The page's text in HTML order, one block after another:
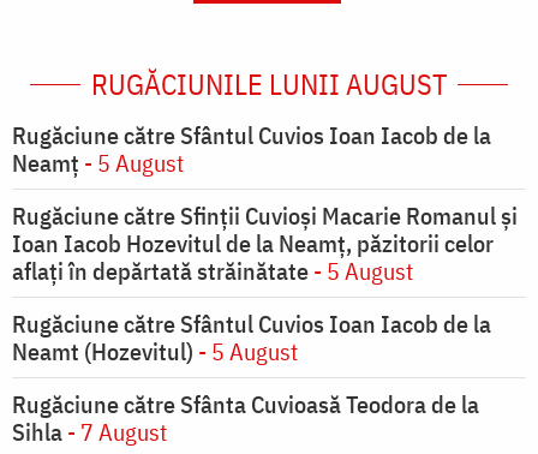
RUGĂCIUNILE LUNII AUGUST
Rugăciune către Sfântul Cuvios Ioan Iacob de la
Neamț - 5 August
Rugăciune către Sfinții Cuvioși Macarie Romanul și
Ioan Iacob Hozevitul de la Neamț, păzitorii celor
aflați în depărtată străinătate- 5 August
Rugăciune către Sfântul Cuvios Ioan Iacob de la
Neamt (Hozevitul) - 5 August
Rugăciune către Sfânta Cuvioasă Teodora de la
Sihla- 7 August